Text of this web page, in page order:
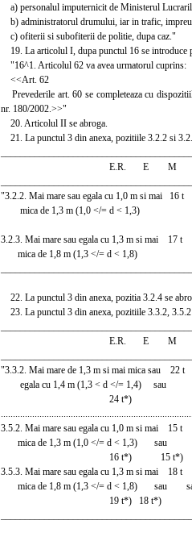
a) personalul imputernicit de Ministerul
b) administratorul drumului, iar in trafic,
c) ofiterii si subofiterii de politie, dupa caz."
19. La articolul I, dupa punctul 16 se introduce
"16^1. Articolul 62 va avea urmatorul cuprins:
<<Art. 62
Prevederile art. 60 se completeaza cu
nr. 180/2002.>>"
20. Articolul II se abroga.
21. La punctul 3 din anexa, pozitiile 3.2.2 si
E.R. E M
"3.2.2. Mai mare sau egala cu 1,0 m si
mica de 1,3 m (1,0 </= d < 1,3)
3.2.3. Mai mare sau egala cu 1,3 m si
mica de 1,8 m (1,3 </= d < 1,8)
22. La punctul 3 din anexa, pozitia 3.2.4 se
23. La punctul 3 din anexa, pozitiile 3.3.2,
E.R. E M
"3.3.2. Mai mare de 1,3 m si mai mica
egala cu 1,4 m (1,3 < d </= 1,4) sau
24 t*)
3.5.2. Mai mare sau egala cu 1,0 m si
mica de 1,3 m (1,0 </= d < 1,3)
16 t*) 15 t*)
3.5.3. Mai mare sau egala cu 1,3 m si
mica de 1,8 m (1,3 </= d < 1,8) sau
19 t*) 18 t*)